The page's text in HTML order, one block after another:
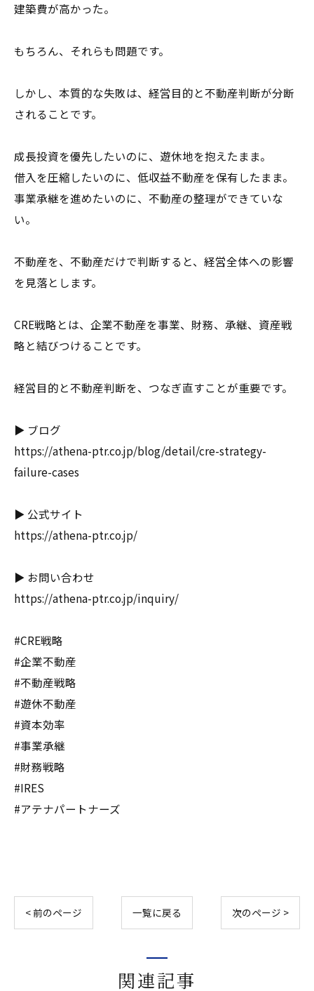
建築費が高かった。
もちろん、それらも問題です。
しかし、本質的な失敗は、経営目的と不動産判断が分断
されることです。
成長投資を優先したいのに、遊休地を抱えたまま。
借入を圧縮したいのに、低収益不動産を保有したまま。
事業承継を進めたいのに、不動産の整理ができていな
い。
不動産を、不動産だけで判断すると、経営全体への影響
を見落とします。
CRE戦略とは、企業不動産を事業、財務、承継、資産戦
略と結びつけることです。
経営目的と不動産判断を、つなぎ直すことが重要です。
▶ ブログ
https://athena-ptr.co.jp/blog/detail/cre-strategy-
failure-cases
▶ 公式サイト
https://athena-ptr.co.jp/
▶ お問い合わせ
https://athena-ptr.co.jp/inquiry/
#CRE戦略
#企業不動産
#不動産戦略
#遊休不動産
#資本効率
#事業承継
#財務戦略
#IRES
#アテナパートナーズ
< 前のページ 一覧に戻る 次のページ >
関連記事